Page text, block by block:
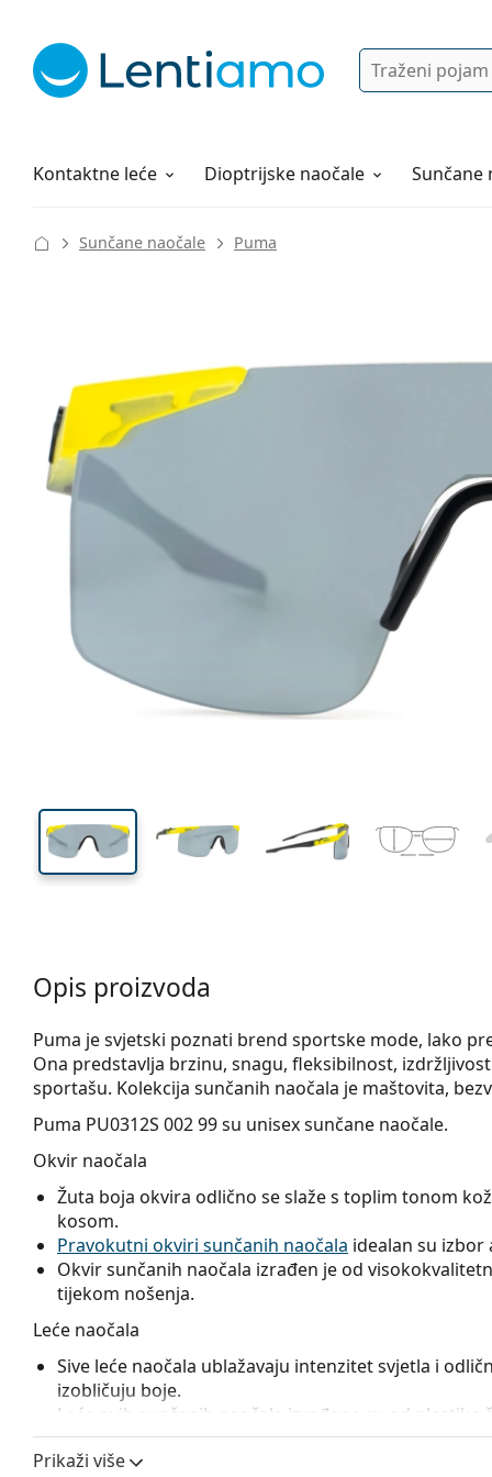
Pretraga
Kontaktne leće
Otopine za leće Dioptrijske naočale Sunčane
Sve o kupovini
Sunčane naočale Puma
Širina
Opis proizvoda
Puma je svjetski poznati brend sportske mode, lako
Ona predstavlja brzinu, snagu, fleksibilnost,
sportašu. Kolekcija sunčanih naočala je maštovita,
Puma PU0312S 002 99su unisex sunčane naočale.
Okvir naočala
Žuta boja okvira odlično se slaže s toplim tonom
kosom.
Pravokutni okviri sunčanih naočala idealan su
Okvir sunčanih naočala izrađen je od
tijekom nošenja.
Leće naočala
Sive leće naočala ublažavaju intenzitet svjetla i
izobličuju boje.
Leće ovih sunčanih naočala izrađene su od plastike
i otpornost na pucanje.
Zrcalni sloj
Prikaži više